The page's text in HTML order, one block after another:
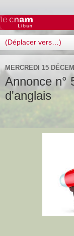
MERCREDI 15
Annonce n°
d'anglais